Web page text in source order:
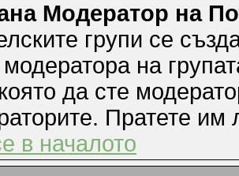
Модератор на
групи се
на
да сте
Пратете
в началото